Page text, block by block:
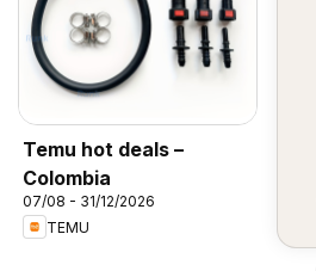
Temu hot deals –
Colombia
07/08 - 31/12/2026
TEMU